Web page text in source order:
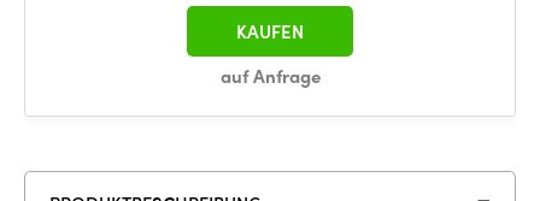
auf Anfrage
KAUFEN